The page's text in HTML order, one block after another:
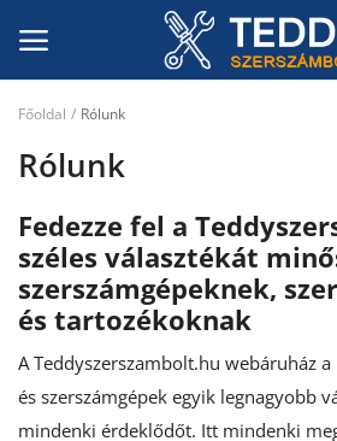
Szerszámgépek
Szerszámok
Dekor Anyagok
Munkavédelmi felszerelés
Csiszolóanyagok, takaróanyagok,
maszkoló szalagok
Főoldal Rólunk
Rólunk
Fedezze fel a
széles választékát
szerszámgépeknek,
és tartozékoknak
ATeddyszerszambolt.hu webáruház
és szerszámgépek egyik legnagyobb
mindenki érdeklődőt. Itt mindenki